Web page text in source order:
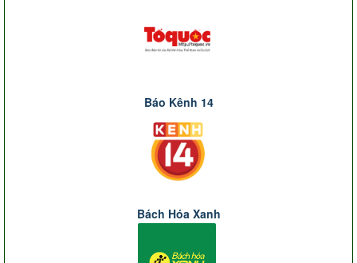
Báo Kênh 14
Bách Hóa Xanh